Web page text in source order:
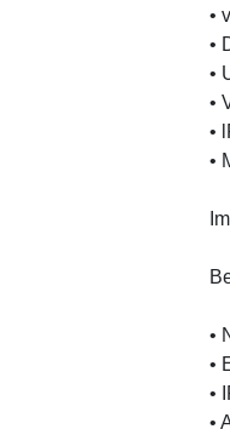
•
•
•
•
•
•
•
•
•
•